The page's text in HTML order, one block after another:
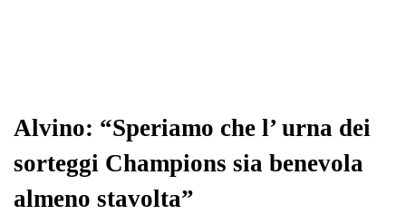
Alvino: “Speriamo che l’ urna dei
sorteggi Champions sia benevola
almeno stavolta”